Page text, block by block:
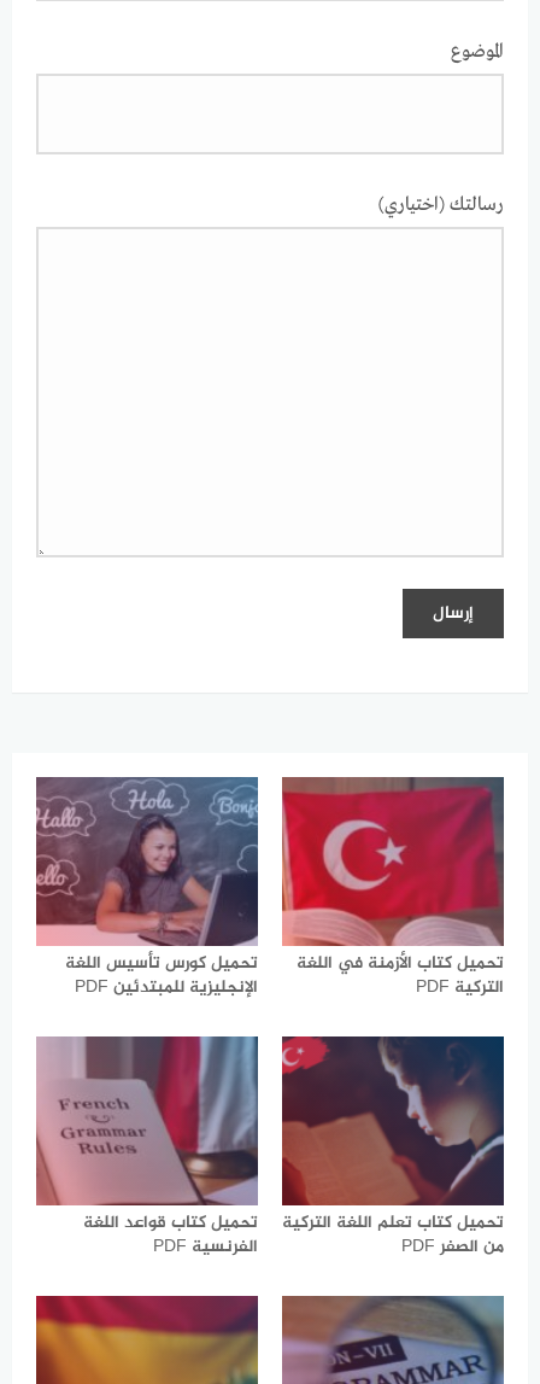
الموضوع
رسالتك (اختياري)
تحميل كتاب الأزمنة في اللغة
التركية PDF
تحميل كورس تأسيس اللغة
الإنجليزية للمبتدئين PDF
تحميل كتاب تعلم اللغة التركية
من الصفر PDF
تحميل كتاب قواعد اللغة
الفرنسية PDF